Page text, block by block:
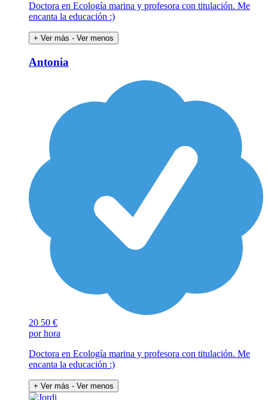
Doctora en Ecología marina y profesora con titulación. Me
encanta la educación :)
+ Ver más - Ver menos
Antonia
20 50 €
por hora
Doctora en Ecología marina y profesora con titulación. Me
encanta la educación :)
+ Ver más - Ver menos